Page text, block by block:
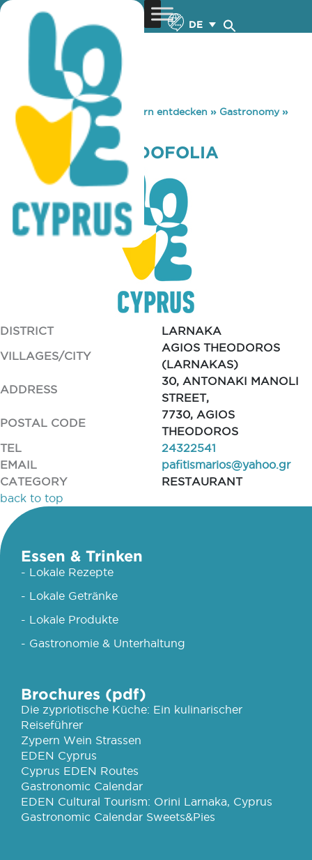
DE
You are here: Home »Zypern entdecken » Gastronomy»
TAVERNA MEZEDOFOLIA
TAVERNA MEZEDOFOLIA
DISTRICT
LARNAKA
VILLAGES/CITY
AGIOS THEODOROS
(LARNAKAS)
ADDRESS
30, ANTONAKI MANOLI
STREET,
POSTAL CODE
7730, AGIOS
THEODOROS
TEL
24322541
EMAIL
pafitismarios@yahoo.gr
CATEGORY
RESTAURANT
back to top
Essen & Trinken
- Lokale Rezepte
- Lokale Getränke
- Lokale Produkte
- Gastronomie & Unterhaltung
Brochures (pdf)
Die zypriotische Küche: Ein kulinarischer
Reiseführer
Zypern Wein Strassen
EDEN Cyprus
Cyprus EDEN Routes
Gastronomic Calendar
EDEN Cultural Tourism: Orini Larnaka, Cyprus
Gastronomic Calendar Sweets&Pies